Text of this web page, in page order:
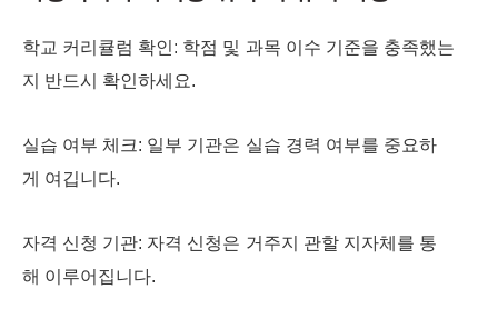
학교 커리큘럼 확인: 학점 및 과목 이수 기준을 충족했는
지 반드시 확인하세요.
실습 여부 체크: 일부 기관은 실습 경력 여부를 중요하
게 여깁니다.
자격 신청 기관: 자격 신청은 거주지 관할 지자체를 통
해 이루어집니다.